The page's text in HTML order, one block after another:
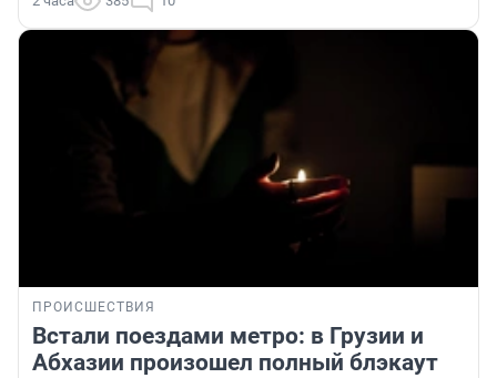
ПРОИСШЕСТВИЯ
Встали поездами метро: в Грузии и
Абхазии произошел полный блэкаут